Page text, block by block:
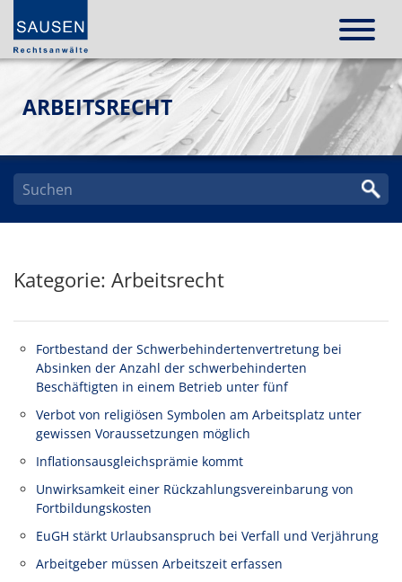
ARBEITSRECHT
Kategorie: Arbeitsrecht
Fortbestand der Schwerbehindertenvertretung bei
Absinken der Anzahl der schwerbehinderten
Beschäftigten in einem Betrieb unter fünf
Verbot von religiösen Symbolen am Arbeitsplatz unter
gewissen Voraussetzungen möglich
Inflationsausgleichsprämie kommt
Unwirksamkeit einer Rückzahlungsvereinbarung von
Fortbildungskosten
EuGH stärkt Urlaubsanspruch bei Verfall und Verjährung
Arbeitgeber müssen Arbeitszeit erfassen